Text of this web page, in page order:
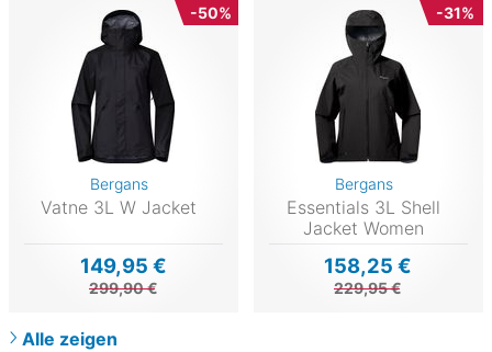
-50%
Bergans
Vatne 3L W Jacket
149,95 €
299,90 €
-31%
Bergans
Essentials 3L Shell
Jacket Women
158,25 €
229,95 €
Alle zeigen